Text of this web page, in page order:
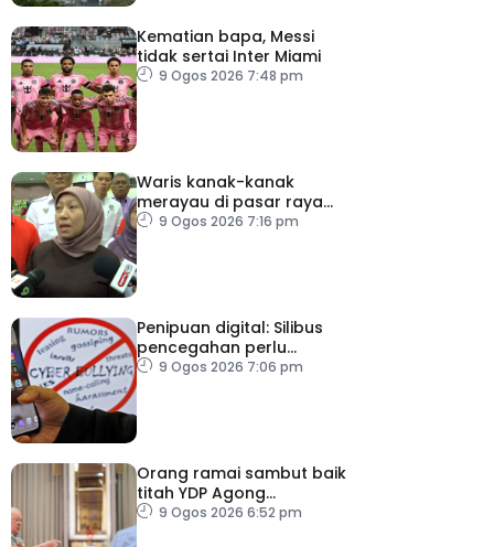
Kematian bapa, Messi
tidak sertai Inter Miami
9 Ogos 2026 7:48 pm
Waris kanak-kanak
merayau di pasar raya
Terengganu diminta
9 Ogos 2026 7:16 pm
Penipuan digital: Silibus
pencegahan perlu
diperkenalkan – PPIM
9 Ogos 2026 7:06 pm
Orang ramai sambut baik
titah YDP Agong
berhubung RCI TH
9 Ogos 2026 6:52 pm